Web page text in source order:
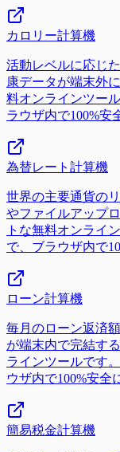
カロリー計算機
活動レベルに応じ
康データが端末外
料オンラインツー
ラウザ内で100%安
為替レート計算機
世界の主要通貨の
やファイルアップ
トな無料オンライ
で、ブラウザ内で
ローン計算機
毎月のローン返済
が端末内で完結す
ラインツールです
ウザ内で100%安全
簡易税金計算機